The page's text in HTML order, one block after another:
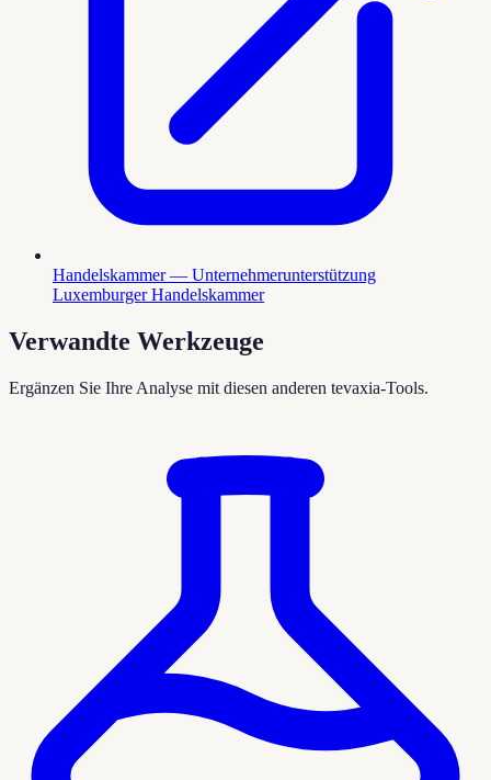
Handelskammer — Unternehmerunterstützung
Luxemburger Handelskammer
Verwandte Werkzeuge
Ergänzen Sie Ihre Analyse mit diesen anderen tevaxia-Tools.